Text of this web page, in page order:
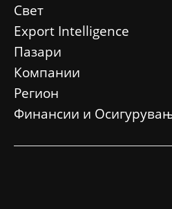
Свет
Еxport Intelligence
Пазари
Компании
Регион
Финансии и